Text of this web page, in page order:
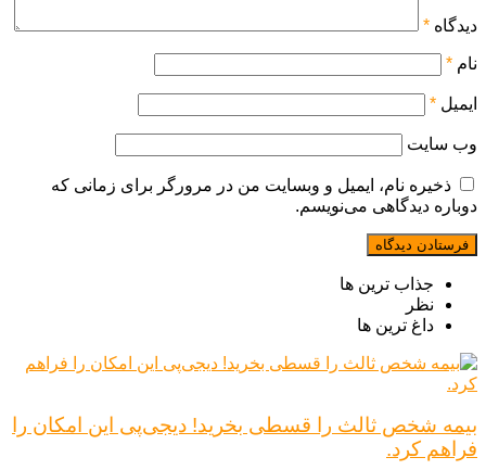
دیدگاه *
نام *
ایمیل *
وب‌ سایت
ذخیره نام، ایمیل و وبسایت من در مرورگر برای زمانی که
دوباره دیدگاهی می‌نویسم.
جذاب ترین ها
نظر
داغ ترین ها
بیمه شخص ثالث را قسطی بخرید! دیجی‌پی این امکان را
فراهم کرد.